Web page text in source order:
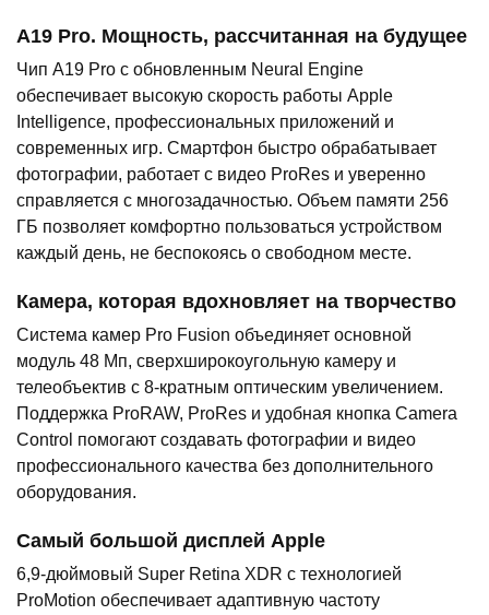
A19 Pro. Мощность, рассчитанная на будущее
Чип A19 Pro с обновленным Neural Engine
обеспечивает высокую скорость работы Apple
Intelligence, профессиональных приложений и
современных игр. Смартфон быстро обрабатывает
фотографии, работает с видео ProRes и уверенно
справляется с многозадачностью. Объем памяти 256
ГБ позволяет комфортно пользоваться устройством
каждый день, не беспокоясь о свободном месте.
Камера, которая вдохновляет на творчество
Система камер Pro Fusion объединяет основной
модуль 48 Мп, сверхширокоугольную камеру и
телеобъектив с 8-кратным оптическим увеличением.
Поддержка ProRAW, ProRes и удобная кнопка Camera
Control помогают создавать фотографии и видео
профессионального качества без дополнительного
оборудования.
Самый большой дисплей Apple
6,9-дюймовый Super Retina XDR с технологией
ProMotion обеспечивает адаптивную частоту